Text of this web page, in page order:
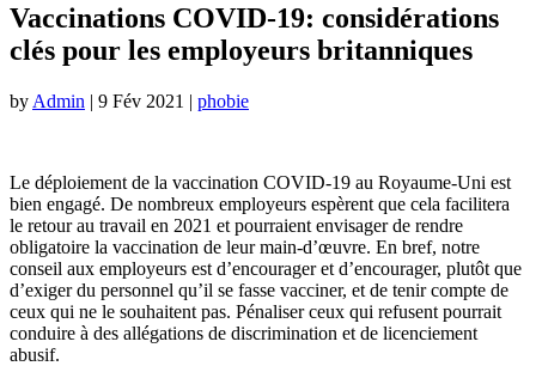
Vaccinations COVID-19: considérations
clés pour les employeurs britanniques
by Admin | 9 Fév 2021 | phobie
Le déploiement de la vaccination COVID-19 au Royaume-Uni est
bien engagé. De nombreux employeurs espèrent que cela facilitera
le retour au travail en 2021 et pourraient envisager de rendre
obligatoire la vaccination de leur main-d’œuvre. En bref, notre
conseil aux employeurs est d’encourager et d’encourager, plutôt que
d’exiger du personnel qu’il se fasse vacciner, et de tenir compte de
ceux qui ne le souhaitent pas. Pénaliser ceux qui refusent pourrait
conduire à des allégations de discrimination et de licenciement
abusif.